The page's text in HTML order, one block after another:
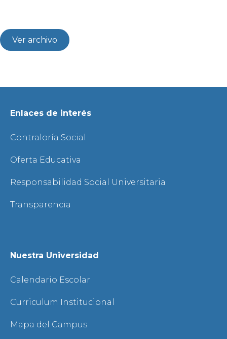
Ver archivo
Enlaces de interés
Contraloría Social
Oferta Educativa
Responsabilidad Social Universitaria
Transparencia
Nuestra Universidad
Calendario Escolar
Curriculum Institucional
Mapa del Campus